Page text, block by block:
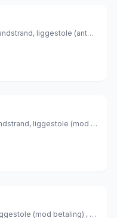
afstand til stranden ca. 140 meter (sandstrand, liggestole (antal: 20) (gratis) , parasol (gratis) ), Grækenland
afstand til stranden ca. 50 meter (sandstrand, liggestole (mod betaling) , parasol (mod betaling) ), Grækenland
afstand til stranden ca. 450 meter (liggestole (mod betaling) , parasol (mod betaling) ), Grækenland